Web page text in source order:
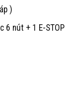
)
6 nút + 1 E-STOP